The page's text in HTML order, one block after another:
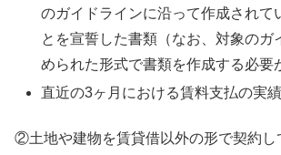
のガイドラインに沿って作成されて
とを宣誓した書類（なお、対象のガ
められた形式で書類を作成する必要
直近の3ヶ月における賃料支払の実
②土地や建物を賃貸借以外の形で契約し